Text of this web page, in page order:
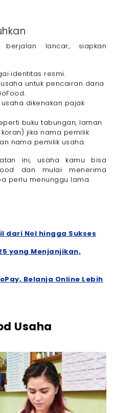
lancar, siapkan
identitas resmi.
untuk pencairan dana
usaha dikenakan pajak
buku tabungan, laman
jika nama pemilik
nama pemilik usaha.
ini, usaha kamu bisa
dan mulai menerima
perlu menunggu lama.
dari Nol hingga Sukses
yang Menjanjikan,
Belanja Online Lebih
Usaha